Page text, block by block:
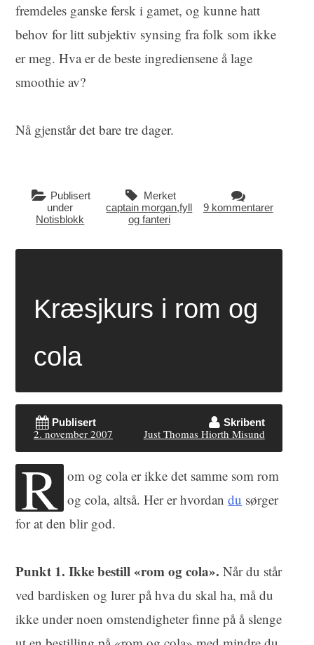
fremdeles ganske fersk i gamet, og kunne hatt
behov for litt subjektiv synsing fra folk som ikke
er meg. Hva er de beste ingrediensene å lage
smoothie av?
Nå gjenstår det bare tre dager.
Publisert
under
Notisblokk
Merket
captain morgan,fyll
og fanteri
9 kommentarer
Kræsjkurs i rom og
cola
Publisert
2. november 2007
Skribent
Just Thomas Hiorth Misund
R om og cola er ikke det samme som rom
og cola, altså. Her er hvordandu sørger
for at den blir god.
Punkt 1. Ikke bestill «rom og cola». Når du står
ved bardisken og lurer på hva du skal ha, må du
ikke under noen omstendigheter finne på å slenge